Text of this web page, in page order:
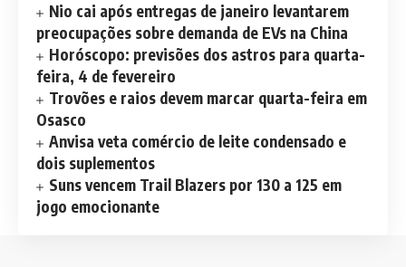
Nio cai após entregas de janeiro levantarem
preocupações sobre demanda de EVs na China
Horóscopo: previsões dos astros para quarta-
feira, 4 de fevereiro
Trovões e raios devem marcar quarta-feira em
Osasco
Anvisa veta comércio de leite condensado e
dois suplementos
Suns vencem Trail Blazers por 130 a 125 em
jogo emocionante